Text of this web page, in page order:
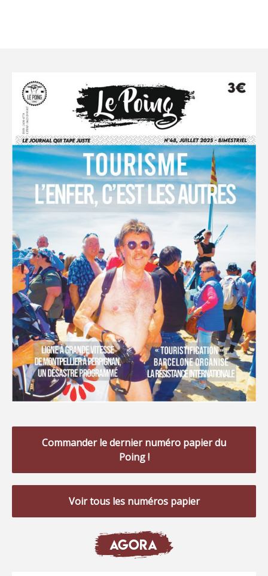
Commander le dernier numéro papier du
Poing !
Voir tous les numéros papier
AGORA